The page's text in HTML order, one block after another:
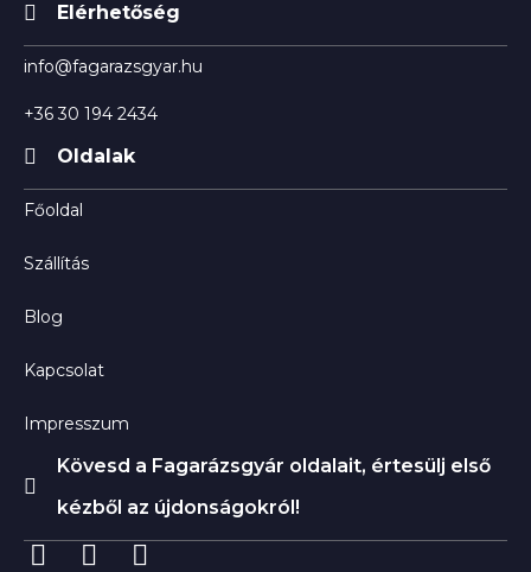
Elérhetőség
info@fagarazsgyar.hu
+36 30 194 2434
Oldalak
Főoldal
Szállítás
Blog
Kapcsolat
Impresszum
Kövesd a Fagarázsgyár oldalait, értesülj első
kézből az újdonságokról!